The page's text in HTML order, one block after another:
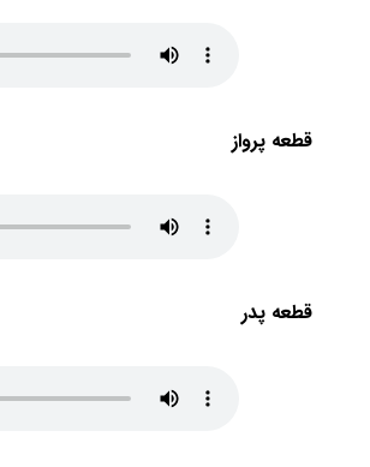
قطعه پرواز
قطعه پدر